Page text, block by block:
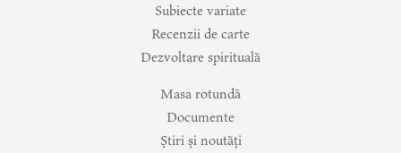
Subiecte variate
Recenzii de carte
Dezvoltare spirituală
Masa rotundă
Documente
Știri și noutăți